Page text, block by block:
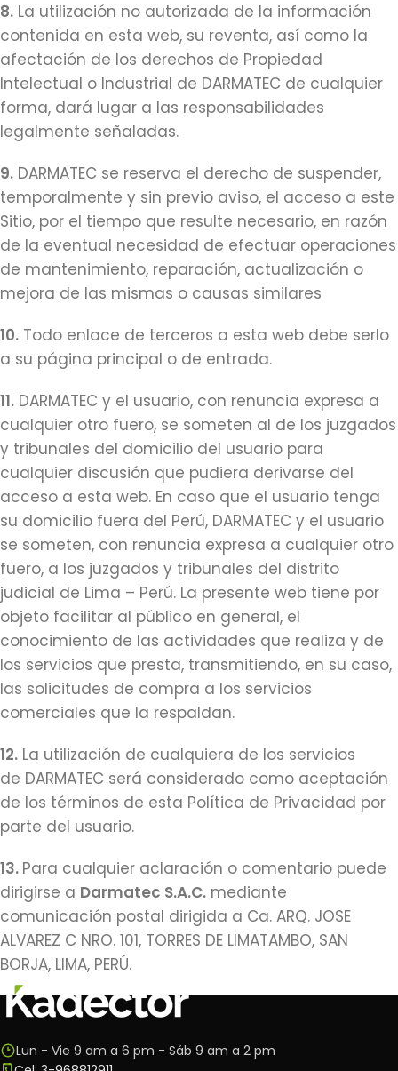
8. La utilización no autorizada de la información
contenida en esta web, su reventa, así como la
afectación de los derechos de Propiedad
Intelectual o Industrial de DARMATEC de cualquier
forma, dará lugar a las responsabilidades
legalmente señaladas.
9. DARMATEC se reserva el derecho de suspender,
temporalmente y sin previo aviso, el acceso a este
Sitio, por el tiempo que resulte necesario, en razón
de la eventual necesidad de efectuar operaciones
de mantenimiento, reparación, actualización o
mejora de las mismas o causas similares
10. Todo enlace de terceros a esta web debe serlo
a su página principal o de entrada.
11. DARMATEC y el usuario, con renuncia expresa a
cualquier otro fuero, se someten al de los juzgados
y tribunales del domicilio del usuario para
cualquier discusión que pudiera derivarse del
acceso a esta web. En caso que el usuario tenga
su domicilio fuera del Perú, DARMATEC y el usuario
se someten, con renuncia expresa a cualquier otro
fuero, a los juzgados y tribunales del distrito
judicial de Lima – Perú. La presente web tiene por
objeto facilitar al público en general, el
conocimiento de las actividades que realiza y de
los servicios que presta, transmitiendo, en su caso,
las solicitudes de compra a los servicios
comerciales que la respaldan.
12. La utilización de cualquiera de los servicios
de DARMATEC será considerado como aceptación
de los términos de esta Política de Privacidad por
parte del usuario.
13. Para cualquier aclaración o comentario puede
dirigirse a Darmatec S.A.C. mediante
comunicación postal dirigida a Ca. ARQ. JOSE
ALVAREZ C NRO. 101, TORRES DE LIMATAMBO, SAN
BORJA, LIMA, PERÚ.
Lun - Vie 9 am a 6 pm - Sáb 9 am a 2 pm